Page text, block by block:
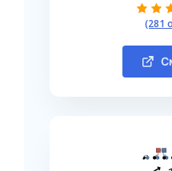
(281